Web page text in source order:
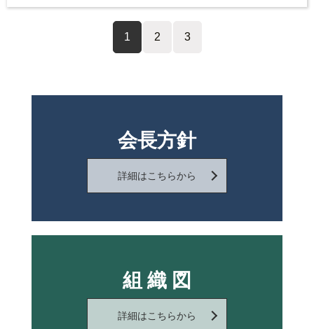
1 2 3
会長方針
詳細はこちらから
組 織 図
詳細はこちらから